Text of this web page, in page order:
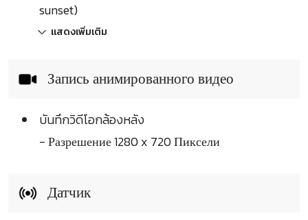
sunset)
แสดงเพิ่มเติม
Запись анимированного видео
บันทึกวิดีโอกล้องหลัง
- Разрешение 1280 x 720 Пиксели
Датчик